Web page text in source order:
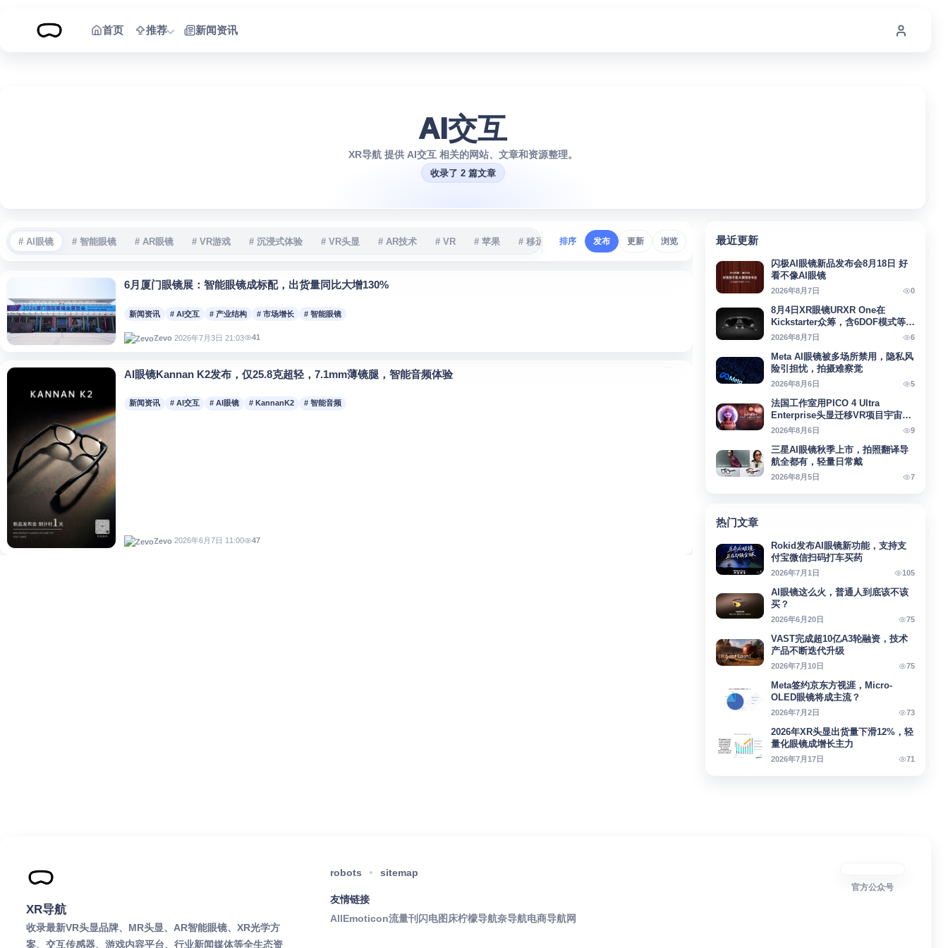
首页
推荐 新闻资讯
AI交互
XR导航 提供 AI交互 相关的网站、文章和资源整理。
收录了 2 篇文章
# AI眼镜 # 智能眼镜 # AR眼镜 # VR游戏 # 沉浸式体验 # VR头显 # AR技术 # VR # 苹果 # 移远通信 # XR # Micro-OLED # Meta # AI助手
排序 发布 更新 浏览
6月厦门眼镜展：智能眼镜成标配，出货量同比大增130%
新闻资讯 # AI交互 # 产业结构 # 市场增长 # 智能眼镜
Zevo 2026年7月3日 21:03 41
AI眼镜Kannan K2发布，仅25.8克超轻，7.1mm薄镜腿，智能音频体验
新闻资讯 # AI交互 # AI眼镜 # KannanK2 # 智能音频
Zevo 2026年6月7日 11:00 47
最近更新
闪极AI眼镜新品发布会8月18日 好
看不像AI眼镜
2026年8月7日 0
8月4日XR眼镜URXR One在
Kickstarter众筹，含6DOF模式等亮
点
2026年8月7日 6
Meta AI眼镜被多场所禁用，隐私风
险引担忧，拍摄难察觉
2026年8月6日 5
法国工作室用PICO 4 Ultra
Enterprise头显迁移VR项目宇宙回
响
2026年8月6日 9
三星AI眼镜秋季上市，拍照翻译导
航全都有，轻量日常戴
2026年8月5日 7
热门文章
Rokid发布AI眼镜新功能，支持支
付宝微信扫码打车买药
2026年7月1日 105
AI眼镜这么火，普通人到底该不该
买？
2026年6月20日 75
VAST完成超10亿A3轮融资，技术
产品不断迭代升级
2026年7月10日 75
Meta签约京东方视涯，Micro-
OLED眼镜将成主流？
2026年7月2日 73
2026年XR头显出货量下滑12%，轻
量化眼镜成增长主力
2026年7月17日 71
XR导航
收录最新VR头显品牌、MR头显、AR智能眼镜、XR光学方
案、交互传感器、游戏内容平台、行业新闻媒体等全生态资
robots sitemap
友情链接
AllEmoticon流量刊 闪电图床柠檬导航奈导航电商导航网
官方公众号